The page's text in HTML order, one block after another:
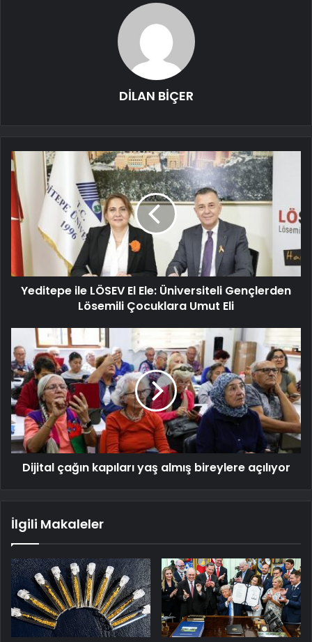
DİLAN BİÇER
Yeditepe ile LÖSEV El Ele: Üniversiteli Gençlerden
Lösemili Çocuklara Umut Eli
Dijital çağın kapıları yaş almış bireylere açılıyor
İlgili Makaleler